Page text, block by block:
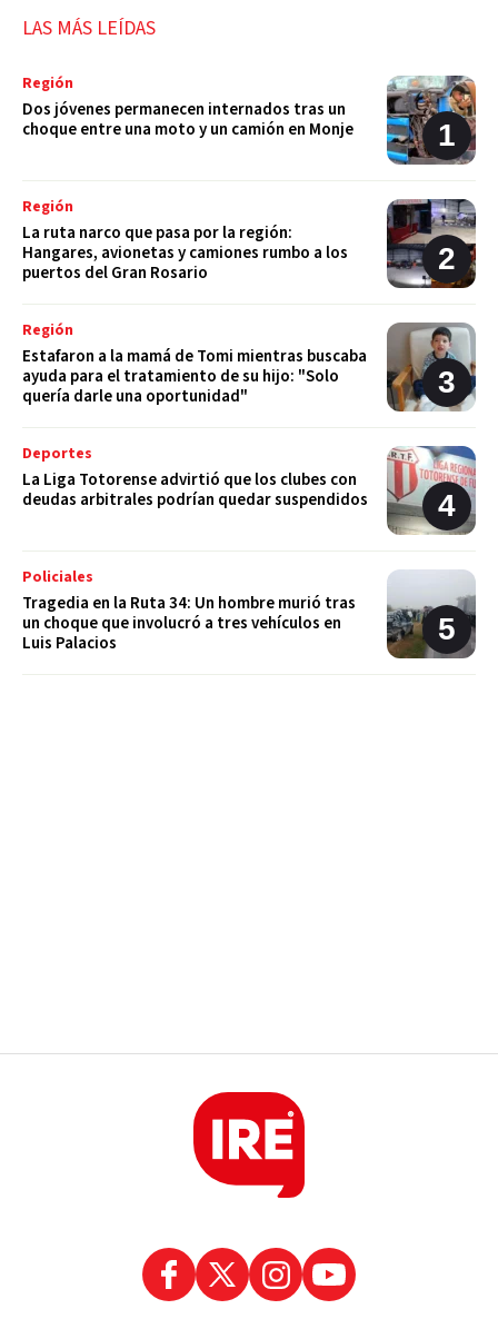
LAS MÁS LEÍDAS
Región
Dos jóvenes permanecen internados tras un
choque entre una moto y un camión en Monje
Región
La ruta narco que pasa por la región:
Hangares, avionetas y camiones rumbo a los
puertos del Gran Rosario
Región
Estafaron a la mamá de Tomi mientras buscaba
ayuda para el tratamiento de su hijo: "Solo
quería darle una oportunidad"
Deportes
La Liga Totorense advirtió que los clubes con
deudas arbitrales podrían quedar suspendidos
Policiales
Tragedia en la Ruta 34: Un hombre murió tras
un choque que involucró a tres vehículos en
Luis Palacios